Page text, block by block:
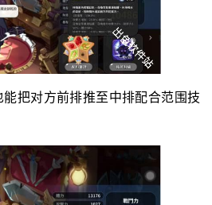
把对方前排推至中排配合范围技